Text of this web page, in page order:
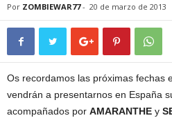
Por ZOMBIEWAR77- 20 de marzo de 2013
Os recordamos las próximas fechas
vendrán a presentarnos en España
acompañados por AMARANTHE y